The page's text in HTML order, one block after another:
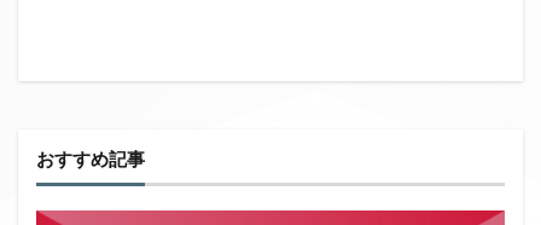
おすすめ記事